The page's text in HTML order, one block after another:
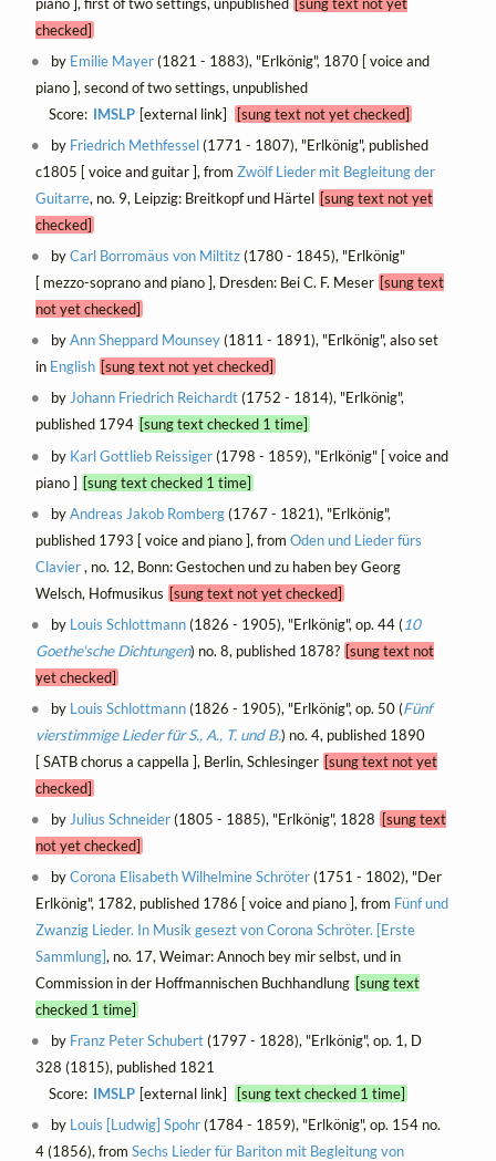
piano ], first of two settings, unpublished
[sung text not yet
checked]
by Emilie Mayer(1821 - 1883), "Erlkönig", 1870 [ voice and
piano ], second of two settings, unpublished
Score: IMSLP [external link]
[sung text not yet checked]
by Friedrich Methfessel(1771 - 1807), "Erlkönig", published
c1805 [ voice and guitar ], from Zwölf Lieder mit Begleitung der
Guitarre, no. 9, Leipzig: Breitkopf und Härtel [sung text not yet
checked]
byCarl Borromäus von Miltitz(1780 - 1845), "Erlkönig"
[ mezzo-soprano and piano ], Dresden: Bei C. F. Meser [sung text
not yet checked]
byAnn Sheppard Mounsey(1811 - 1891), "Erlkönig", also set
in English [sung text not yet checked]
byJohann Friedrich Reichardt(1752 - 1814), "Erlkönig",
published 1794 [sung text checked 1 time]
by Karl Gottlieb Reissiger(1798 - 1859), "Erlkönig" [ voice and
piano ] [sung text checked 1 time]
byAndreas Jakob Romberg(1767 - 1821), "Erlkönig",
published 1793 [ voice and piano ], from Oden und Lieder fürs
Clavier, no. 12, Bonn: Gestochen und zu haben bey Georg
Welsch, Hofmusikus [sung text not yet checked]
by Louis Schlottmann(1826 - 1905), "Erlkönig", op. 44 (10
Goethe'sche Dichtungen) no. 8, published 1878? [sung text not
yet checked]
by Louis Schlottmann(1826 - 1905), "Erlkönig", op. 50 (Fünf
vierstimmige Lieder für S., A., T. und B.) no. 4, published 1890
[ SATB chorus a cappella ], Berlin, Schlesinger [sung text not yet
checked]
by Julius Schneider(1805 - 1885), "Erlkönig", 1828 [sung text
not yet checked]
byCorona Elisabeth Wilhelmine Schröter(1751 - 1802), "Der
Erlkönig", 1782, published 1786 [ voice and piano ], from Fünf und
Zwanzig Lieder. In Musik gesezt von Corona Schröter. [Erste
Sammlung], no. 17, Weimar: Annoch bey mir selbst, und in
Commission in der Hoffmannischen Buchhandlung [sung text
checked 1 time]
by Franz Peter Schubert(1797 - 1828), "Erlkönig", op. 1, D
328 (1815), published 1821
Score: IMSLP [external link]
[sung text checked 1 time]
by Louis [Ludwig] Spohr(1784 - 1859), "Erlkönig", op. 154 no.
4 (1856), from Sechs Lieder für Bariton mit Begleitung von